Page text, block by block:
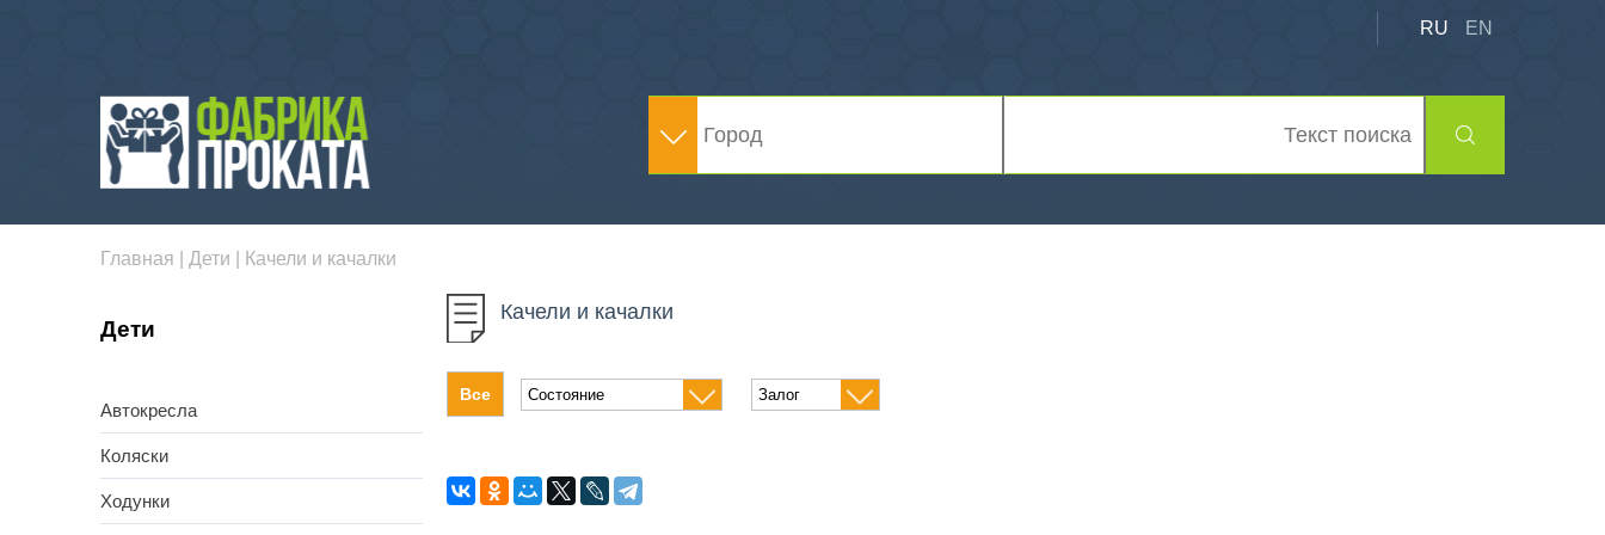
RU EN
Главная Дети Качели и качалки
Дети
Автокресла
Коляски
Ходунки
Качели и качалки
Все